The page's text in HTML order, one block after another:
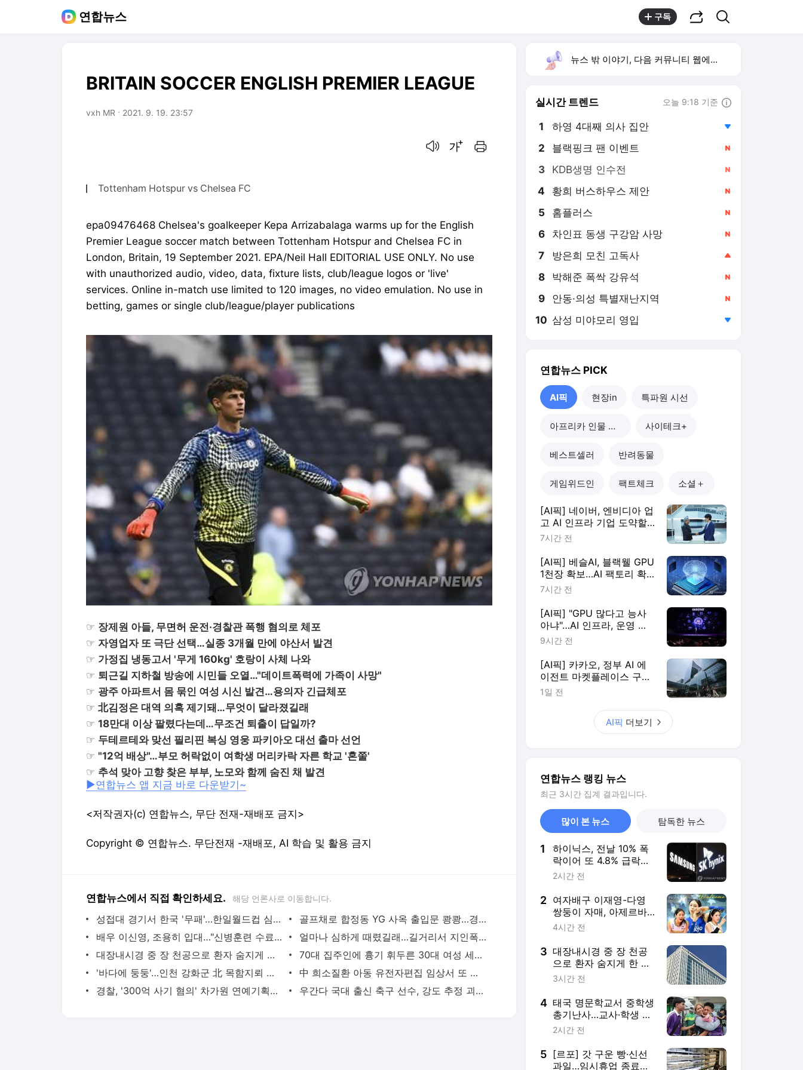
연합뉴스 구독
BRITAIN SOCCER ENGLISH PREMIER LEAGUE
vxh MR 2021. 9. 19. 23:57
Tottenham Hotspur vs Chelsea FC
epa09476468 Chelsea's goalkeeper Kepa Arrizabalaga warms up for the English
Premier League soccer match between Tottenham Hotspur and Chelsea FC in
London, Britain, 19 September 2021. EPA/Neil Hall EDITORIAL USE ONLY. No use
with unauthorized audio, video, data, fixture lists, club/league logos or 'live'
services. Online in-match use limited to 120 images, no video emulation. No use in
betting, games or single club/league/player publications
☞ 장제원 아들, 무면허 운전·경찰관 폭행 혐의로 체포
☞ 자영업자 또 극단 선택…실종 3개월 만에 야산서 발견
☞ 가정집 냉동고서 '무게 160kg' 호랑이 사체 나와
☞ 퇴근길 지하철 방송에 시민들 오열…"데이트폭력에 가족이 사망"
☞ 광주 아파트서 몸 묶인 여성 시신 발견…용의자 긴급체포
☞ 北김정은 대역 의혹 제기돼…무엇이 달라졌길래
☞ 18만대 이상 팔렸다는데…무조건 퇴출이 답일까?
☞ 두테르테와 맞선 필리핀 복싱 영웅 파키아오 대선 출마 선언
☞ "12억 배상"…부모 허락없이 여학생 머리카락 자른 학교 '혼쭐'
☞ 추석 맞아 고향 찾은 부부, 노모와 함께 숨진 채 발견
▶연합뉴스 앱 지금 바로 다운받기~
<저작권자(c) 연합뉴스, 무단 전재-재배포 금지>
Copyright © 연합뉴스. 무단전재 -재배포, AI 학습 및 활용 금지
연합뉴스에서 직접 확인하세요. 해당 언론사로 이동합니다.
성접대 경기서 한국 '무패'…한일월드컵 심판매수설 재점화될 듯 | 연합뉴스
골프채로 합정동 YG 사옥 출입문 쾅쾅…경찰, 20대 여성 체포 | 연합뉴스
배우 이신영, 조용히 입대…"신병훈련 수료, 군 생활 집중" | 연합뉴스
얼마나 심하게 때렸길래…길거리서 지인폭행 50대 살인미수 혐의 | 연합뉴스
대장내시경 중 장 천공으로 환자 숨지게 한 의사 2심도 집행유예 | 연합뉴스
70대 집주인에 흉기 휘두른 30대 여성 세입자 체포 | 연합뉴스
'바다에 둥둥'…인천 강화군 北 목함지뢰 주의보 | 연합뉴스
中 희소질환 아동 유전자편집 임상서 또 숨져…안전성 논란 확산 | 연합뉴스
경찰, '300억 사기 혐의' 차가원 연예기획사 대표 구속송치 | 연합뉴스
우간다 국대 출신 축구 선수, 강도 추정 괴한에 피살 | 연합뉴스
뉴스 밖 이야기, 다음 커뮤니티 웹에서 보기
실시간 트렌드 오늘 9:18 기준
1 하영 4대째 의사 집안
2 블랙핑크 팬 이벤트
4 황희 버스하우스 제안
5 홈플러스
6 차인표 동생 구강암 사망
7 방은희 모친 고독사
8 박해준 폭싹 강유석
9 안동·의성 특별재난지역
10 삼성 미야모리 영입
연합뉴스 PICK
AI픽 현장in 특파원 시선
아프리카 인물 열전 사이테크+
베스트셀러 반려동물
게임위드인 팩트체크 소셜＋
[AI픽] 네이버, 엔비디아 업
고 AI 인프라 기업 도약할
까
7시간 전
[AI픽] 베슬AI, 블랙웰 GPU
1천장 확보…AI 팩토리 확
장
7시간 전
[AI픽] "GPU 많다고 능사
아냐"…AI 인프라, 운영 효
율이 판가름
9시간 전
[AI픽] 카카오, 정부 AI 에
이전트 마켓플레이스 구축
한다
1일 전
AI픽 더보기
연합뉴스 랭킹 뉴스
최근 3시간 집계 결과입니다.
많이 본 뉴스 탐독한 뉴스
1
하이닉스, 전날 10% 폭
락이어 또 4.8% 급락…
삼전 0.2%↑(종합)
2시간 전
2 여자배구 이재영-다영
쌍둥이 자매, 아제르바
이잔 투란VC 입단
4시간 전
3 대장내시경 중 장 천공
으로 환자 숨지게 한 의
사 2심도 집행유예
3시간 전
4 태국 명문학교서 중학생
총기난사…교사·학생 등
최소 7명 사망(종합)
2시간 전
5 [르포] 갓 구운 빵·신선
과일…임시휴업 종료에